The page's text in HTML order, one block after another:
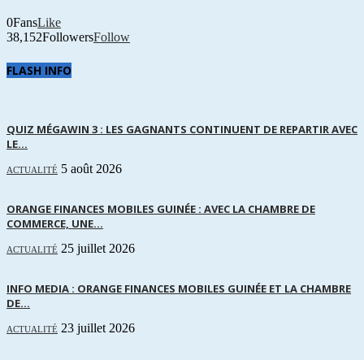
0FansLike
38,152FollowersFollow
FLASH INFO
QUIZ MÉGAWIN 3 : LES GAGNANTS CONTINUENT DE REPARTIR AVEC
LE...
ACTUALITÉ 5 août 2026
ORANGE FINANCES MOBILES GUINÉE : AVEC LA CHAMBRE DE
COMMERCE, UNE...
ACTUALITÉ 25 juillet 2026
INFO MEDIA : ORANGE FINANCES MOBILES GUINÉE ET LA CHAMBRE
DE...
ACTUALITÉ 23 juillet 2026